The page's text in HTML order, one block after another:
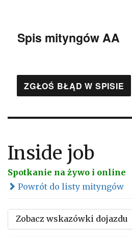
Spis mityngów AA
ZGŁOŚ BŁĄD W SPISIE
Inside job
Spotkanie na żywo i online
Powrót do listy mityngów
Zobacz wskazówki dojazdu